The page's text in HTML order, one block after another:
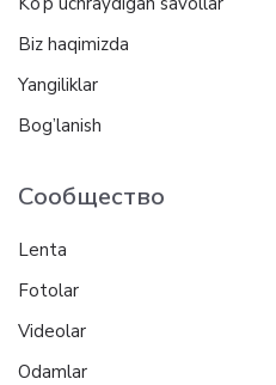
Biz haqimizda
Yangiliklar
Bog’lanish
Сообщество
Lenta
Fotolar
Videolar
Odamlar